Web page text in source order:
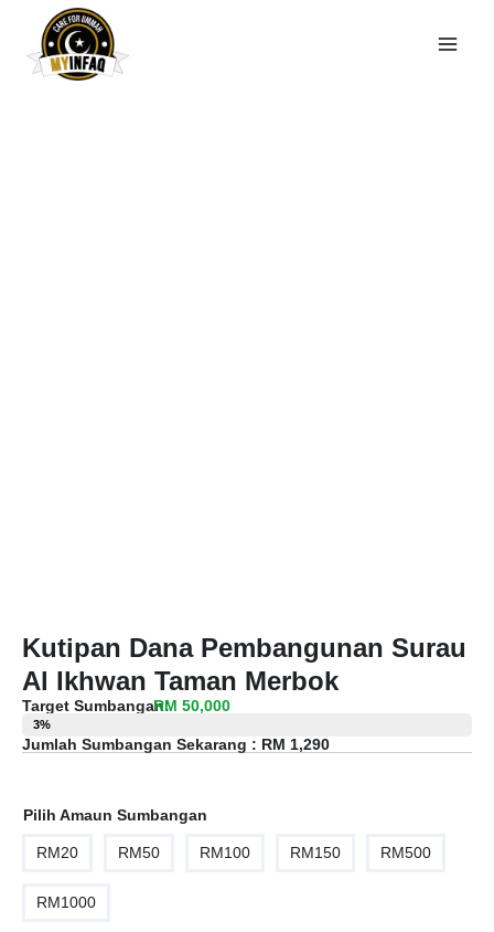
Kutipan Dana Pembangunan Surau
Al Ikhwan Taman Merbok
Target Sumbangan:RM 50,000
3%
Jumlah Sumbangan Sekarang : RM 1,290
Pilih Amaun Sumbangan
RM20 RM50 RM100 RM150 RM500
RM1000